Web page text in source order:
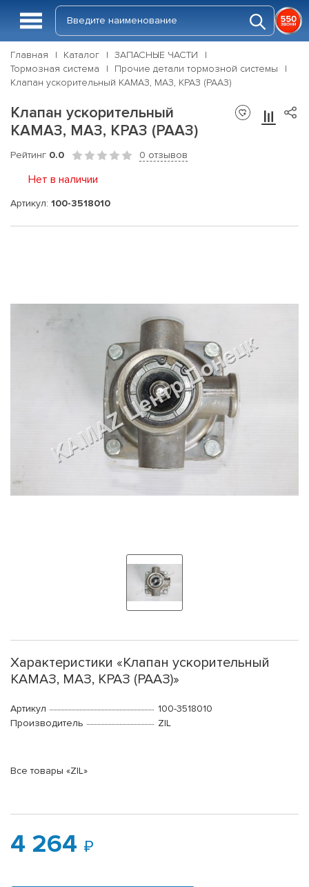
Главная Каталог
ЗАПАСНЫЕ ЧАСТИ
Тормозная система
Прочие детали тормозной системы
Клапан ускорительный КАМАЗ, МАЗ, КРАЗ (РААЗ)
Клапан ускорительный
КАМАЗ, МАЗ, КРАЗ (РААЗ)
Рейтинг 0.0 0 отзывов
Нет в наличии
Артикул: 100-3518010
Характеристики «Клапан ускорительный
КАМАЗ, МАЗ, КРАЗ (РААЗ)»
Артикул
100-3518010
Производитель
ZIL
Все товары «ZIL»
4 264